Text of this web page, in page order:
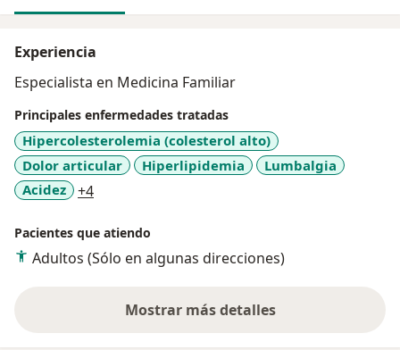
Experiencia
Especialista en Medicina Familiar
Principales enfermedades tratadas
Hipercolesterolemia (colesterol alto)
Dolor articular
Hiperlipidemia
Lumbalgia
Acidez
+4a11y_sr_more_diseases
Pacientes que atiendo
Adultos (Sólo en algunas direcciones)
Mostrar más detalles
sobre la experiencia